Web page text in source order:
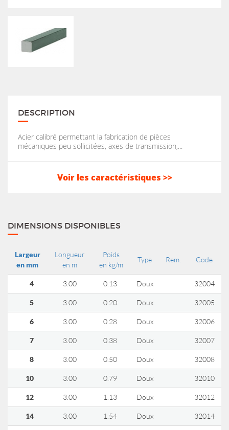
DESCRIPTION
Acier calibré permettant la fabrication de pièces
mécaniques peu sollicitées, axes de transmission,...
Voir les caractéristiques >>
DIMENSIONS DISPONIBLES
Largeur
en mm
Longueur
en m
Poids
en kg/m
Type Rem. Code
4 3.00 0.13 Doux 32004
5 3.00 0.20 Doux 32005
6 3.00 0.28 Doux 32006
7 3.00 0.38 Doux 32007
8 3.00 0.50 Doux 32008
10 3.00 0.79 Doux 32010
12 3.00 1.13 Doux 32012
14 3.00 1.54 Doux 32014